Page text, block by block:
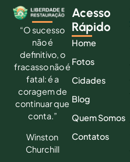
“O sucesso
não é
definitivo, o
fracasso não é
fatal: é a
coragem de
continuar que
conta.”
Winston
Churchill
Acesso
Rápido
Home
Fotos
Cidades
Blog
Quem Somos
Contatos